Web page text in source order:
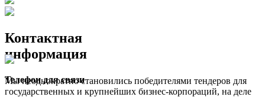
Мы неоднократно становились победителями тендеров для
государственных и крупнейших бизнес-корпораций, на деле
Контактная
информация
Телефон для связи